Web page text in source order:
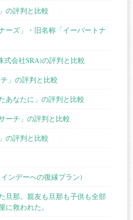
の評判と比較
ーズ」・旧名称「イーパートナ
式会社SRA)の評判と比較
」の評判と比較
あなたに」の評判と比較
ーチ」の評判と比較
の評判と比較
ンデーへの復縁プラン)
旦那。親友も旦那も子供も全部
に救われた。